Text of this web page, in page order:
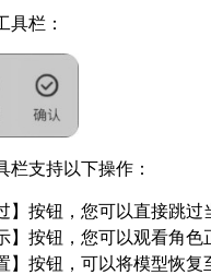
具栏：
支持以下操作：
】按钮，您可以直接跳过
】按钮，您可以观看角色
】按钮，可以将模型恢复